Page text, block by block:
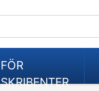
FÖR
SKRIBENTER